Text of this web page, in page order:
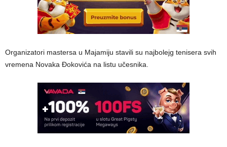
Organizatori mastersa u Majamiju stavili su najbolejg tenisera svih
vremena Novaka Đokovića na listu učesnika.